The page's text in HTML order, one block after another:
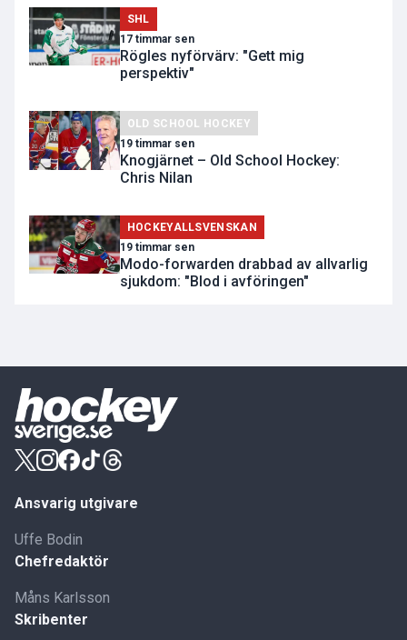
SHL
17 timmar sen
Rögles nyförvärv: "Gett mig
perspektiv"
OLD SCHOOL HOCKEY
19 timmar sen
Knogjärnet – Old School Hockey:
Chris Nilan
HOCKEYALLSVENSKAN
19 timmar sen
Modo-forwarden drabbad av allvarlig
sjukdom: "Blod i avföringen"
Ansvarig utgivare
Uffe Bodin
Chefredaktör
Måns Karlsson
Skribenter